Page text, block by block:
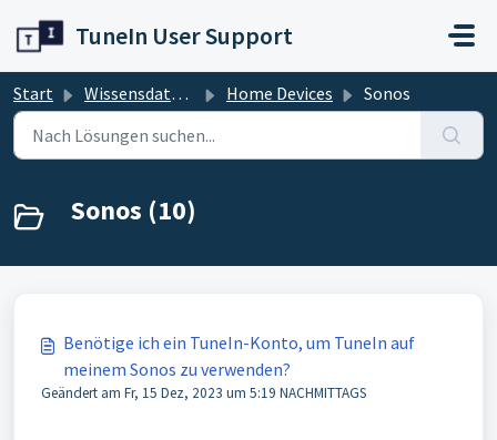
TuneIn User Support
Start Wissensdatenbank Home Devices Sonos
Sonos (10)
Benötige ich ein TuneIn-Konto, um TuneIn auf
meinem Sonos zu verwenden?
Geändert am Fr, 15 Dez, 2023 um 5:19 NACHMITTAGS